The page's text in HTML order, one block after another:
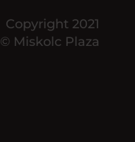
Copyright 2021
© Miskolc Plaza